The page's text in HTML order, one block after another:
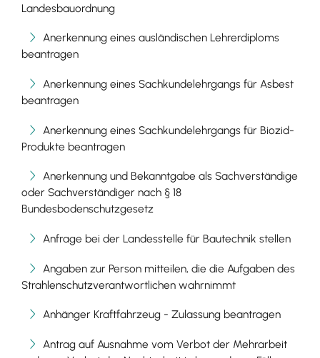
Landesbauordnung
Anerkennung eines ausländischen Lehrerdiploms
beantragen
Anerkennung eines Sachkundelehrgangs für Asbest
beantragen
Anerkennung eines Sachkundelehrgangs für Biozid-
Produkte beantragen
Anerkennung und Bekanntgabe als Sachverständige
oder Sachverständiger nach § 18
Bundesbodenschutzgesetz
Anfrage bei der Landesstelle für Bautechnik stellen
Angaben zur Person mitteilen, die die Aufgaben des
Strahlenschutzverantwortlichen wahrnimmt
Anhänger Kraftfahrzeug - Zulassung beantragen
Antrag auf Ausnahme vom Verbot der Mehrarbeit